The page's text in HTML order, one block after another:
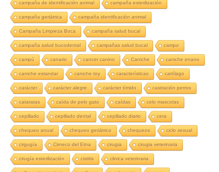
campaña de identificación animal campaña esterilización
campaña geriátrica campaña identificación animal
Campaña Limpieza Boca campaña salud bucal
campaña salud bucodental campañas salud bucal campo
campú canario cancer canino Caniche caniche enano
caniche estandar caniche toy características cartílago
carácter carácter alegre carácter tímido castración perros
cataratas caída de pelo gato caídas celo mascotas
cepillado cepillado dental cepillado diario cera
chequeo anual chequeo geriátrico chequeos ciclo sexual
cirgugía Cirneco del Etna cirugia cirugia veterinaria
cirugía esterilización cistitis clinica veterinaria